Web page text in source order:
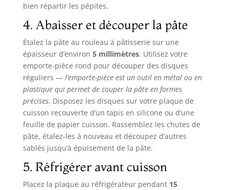
bien répartir les pépites.
4. Abaisser et découper la pâte
Étalez la pâte au rouleau à pâtisserie sur une
épaisseur d’environ 5 millimètres. Utilisez votre
emporte-pièce rond pour découper des disques
réguliers — l’emporte-pièce est un outil en métal ou en
plastique qui permet de couper la pâte en formes
précises. Disposez les disques sur votre plaque de
cuisson recouverte d’un tapis en silicone ou d’une
feuille de papier cuisson. Rassemblez les chutes de
pâte, étalez-les à nouveau et découpez d’autres
sablés jusqu’à épuisement de la pâte.
5. Réfrigérer avant cuisson
Placez la plaque au réfrigérateur pendant 15